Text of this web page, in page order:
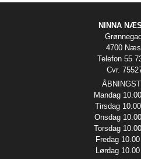
NINNA
4700
Telefon 55
Cvr.
Mandag
Tirsdag
Onsdag
Torsdag
Fredag
Lørdag